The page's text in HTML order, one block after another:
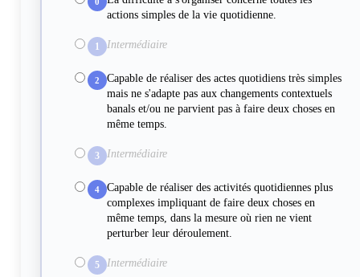
actions simples de la vie quotidienne.
1 Intermédiaire
2
Capable de réaliser des actes quotidiens très simples
mais ne s'adapte pas aux changements contextuels
banals et/ou ne parvient pas à faire deux choses en
même temps.
3 Intermédiaire
4
Capable de réaliser des activités quotidiennes plus
complexes impliquant de faire deux choses en
même temps, dans la mesure où rien ne vient
perturber leur déroulement.
5 Intermédiaire